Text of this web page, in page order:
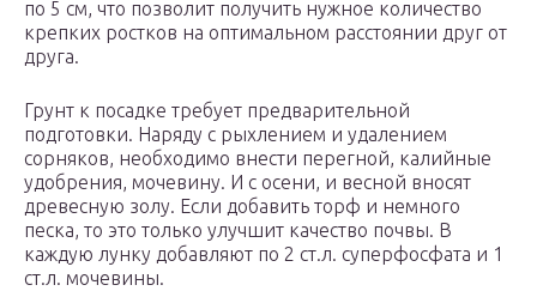
по 5 см, что позволит получить нужное количество
крепких ростков на оптимальном расстоянии друг от
друга.
Грунт к посадке требует предварительной
подготовки. Наряду с рыхлением и удалением
сорняков, необходимо внести перегной, калийные
удобрения, мочевину. И с осени, и весной вносят
древесную золу. Если добавить торф и немного
песка, то это только улучшит качество почвы. В
каждую лунку добавляют по 2 ст.л. суперфосфата и 1
ст.л. мочевины.